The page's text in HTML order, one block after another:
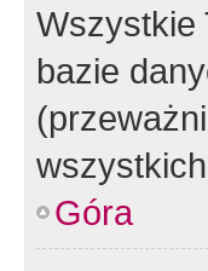
Wszystkie
bazie
Góra